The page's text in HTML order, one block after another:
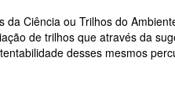
da Ciência ou Trilhos do
de trilhos que através da
desses mesmos